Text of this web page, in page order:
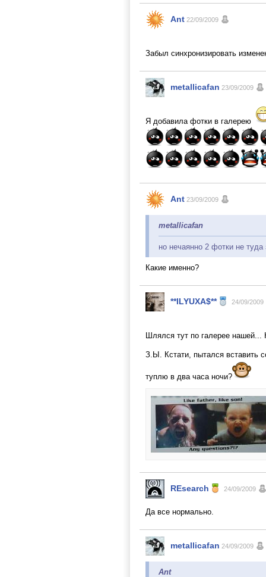
Ant 22/09/2009
Забыл синхронизировать
metallicafan 23/09/2009
Я добавила фотки в галерею
Ant 23/09/2009
metallicafan
но нечаянно 2 фотки не туда
Какие именно?
**ILYUXA$** 24/09/2009
Шлялся тут по галерее
З.Ы. Кстати, пытался вставить
туплю в два часа ночи?
REsearch 24/09/2009
Да все нормально.
metallicafan 24/09/2009
Ant